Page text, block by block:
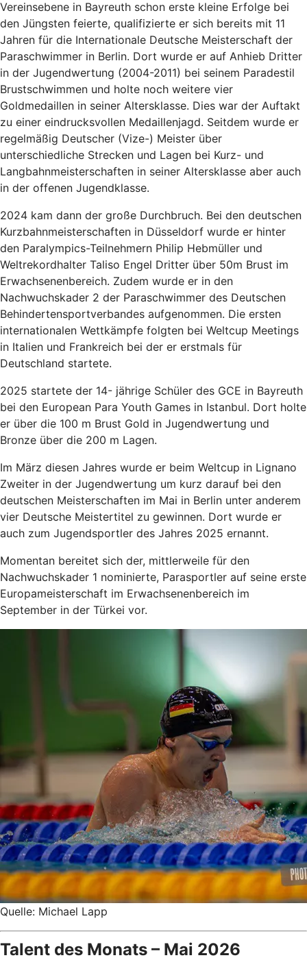
Vereinsebene in Bayreuth schon erste kleine Erfolge bei
den Jüngsten feierte, qualifizierte er sich bereits mit 11
Jahren für die Internationale Deutsche Meisterschaft der
Paraschwimmer in Berlin. Dort wurde er auf Anhieb Dritter
in der Jugendwertung (2004-2011) bei seinem Paradestil
Brustschwimmen und holte noch weitere vier
Goldmedaillen in seiner Altersklasse. Dies war der Auftakt
zu einer eindrucksvollen Medaillenjagd. Seitdem wurde er
regelmäßig Deutscher (Vize-) Meister über
unterschiedliche Strecken und Lagen bei Kurz- und
Langbahnmeisterschaften in seiner Altersklasse aber auch
in der offenen Jugendklasse.
2024 kam dann der große Durchbruch. Bei den deutschen
Kurzbahnmeisterschaften in Düsseldorf wurde er hinter
den Paralympics-Teilnehmern Philip Hebmüller und
Weltrekordhalter Taliso Engel Dritter über 50m Brust im
Erwachsenenbereich. Zudem wurde er in den
Nachwuchskader 2 der Paraschwimmer des Deutschen
Behindertensportverbandes aufgenommen. Die ersten
internationalen Wettkämpfe folgten bei Weltcup Meetings
in Italien und Frankreich bei der er erstmals für
Deutschland startete.
2025 startete der 14- jährige Schüler des GCE in Bayreuth
bei den European Para Youth Games in Istanbul. Dort holte
er über die 100 m Brust Gold in Jugendwertung und
Bronze über die 200 m Lagen.
Im März diesen Jahres wurde er beim Weltcup in Lignano
Zweiter in der Jugendwertung um kurz darauf bei den
deutschen Meisterschaften im Mai in Berlin unter anderem
vier Deutsche Meistertitel zu gewinnen. Dort wurde er
auch zum Jugendsportler des Jahres 2025 ernannt.
Momentan bereitet sich der, mittlerweile für den
Nachwuchskader 1 nominierte, Parasportler auf seine erste
Europameisterschaft im Erwachsenenbereich im
September in der Türkei vor.
Quelle: Michael Lapp
Talent des Monats – Mai 2026